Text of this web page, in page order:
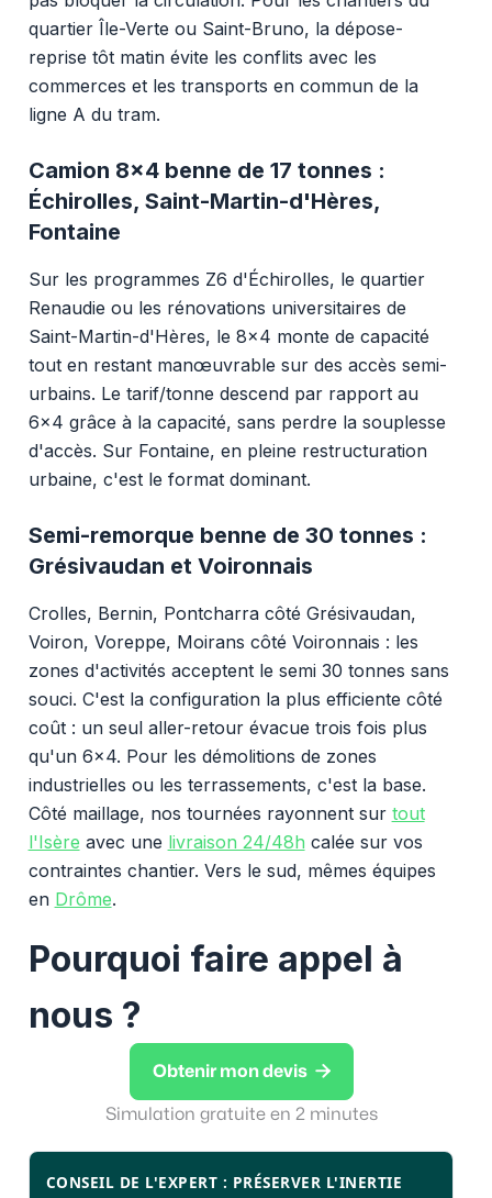
quartier Île-Verte ou Saint-Bruno, la dépose-
reprise tôt matin évite les conflits avec les
commerces et les transports en commun de la
ligne A du tram.
Camion 8x4 benne de 17 tonnes :
Échirolles, Saint-Martin-d'Hères,
Fontaine
Sur les programmes Z6 d'Échirolles, le quartier
Renaudie ou les rénovations universitaires de
Saint-Martin-d'Hères, le 8x4 monte de capacité
tout en restant manœuvrable sur des accès semi-
urbains. Le tarif/tonne descend par rapport au
6x4 grâce à la capacité, sans perdre la souplesse
d'accès. Sur Fontaine, en pleine restructuration
urbaine, c'est le format dominant.
Semi-remorque benne de 30 tonnes :
Grésivaudan et Voironnais
Crolles, Bernin, Pontcharra côté Grésivaudan,
Voiron, Voreppe, Moirans côté Voironnais : les
zones d'activités acceptent le semi 30 tonnes sans
souci. C'est la configuration la plus efficiente côté
coût : un seul aller-retour évacue trois fois plus
qu'un 6x4. Pour les démolitions de zones
industrielles ou les terrassements, c'est la base.
Côté maillage, nos tournées rayonnent sur tout
l'Isère avec une livraison 24/48h calée sur vos
contraintes chantier. Vers le sud, mêmes équipes
en Drôme.
Pourquoi faire appel à
nous ?
Obtenir mon devis 
Simulation gratuite en 2 minutes
CONSEIL DE L'EXPERT : PRÉSERVER L'INERTIE